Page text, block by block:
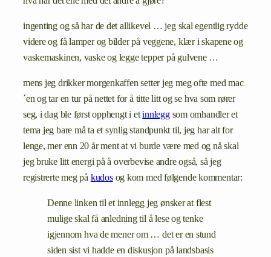
ingenting og så har de det allikevel … jeg skal egentlig rydde
videre og få lamper og bilder på veggene, klær i skapene og
vaskemaskinen, vaske og legge tepper på gulvene …
mens jeg drikker morgenkaffen setter jeg meg ofte med mac
´en og tar en tur på nettet for å titte litt og se hva som rører
seg, i dag ble først opphengt i etinnleggsom omhandler et
tema jeg bare må ta et synlig standpunkt til, jeg har alt for
lenge, mer enn 20 år ment at vi burde være med og nå skal
jeg bruke litt energi på å overbevise andre også, så jeg
registrerte meg på kudosog kom med følgende kommentar:
Denne linken til et innlegg jeg ønsker at flest
mulige skal få anledning til å lese og tenke
igjennom hva de mener om … det er en stund
siden sist vi hadde en diskusjon på landsbasis